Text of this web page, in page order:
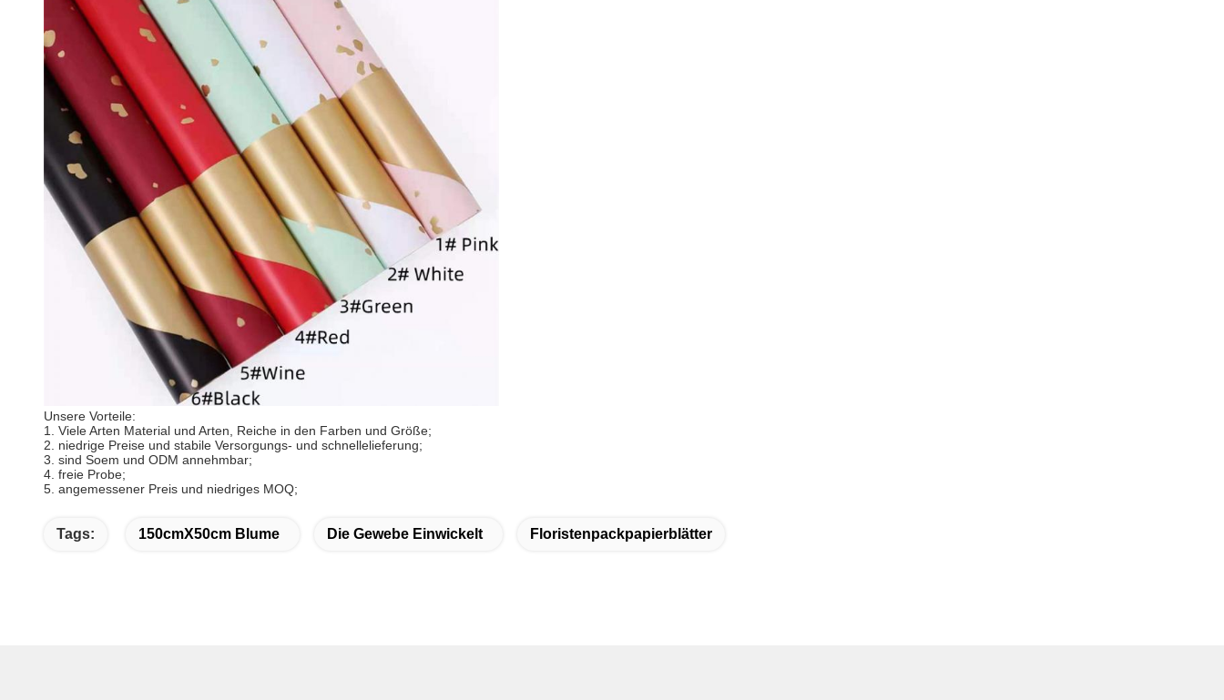
Unsere Vorteile:
1. Viele Arten Material und Arten, Reiche in den Farben und Größe;
2. niedrige Preise und stabile Versorgungs- und schnellelieferung;
3. sind Soem und ODM annehmbar;
4. freie Probe;
5. angemessener Preis und niedriges MOQ;
Tags: 150cmX50cm Blume Die Gewebe Einwickelt Floristenpackpapierblätter